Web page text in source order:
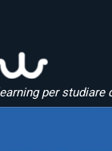
per studiare